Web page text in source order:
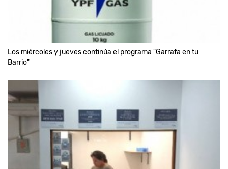
Los miércoles y jueves continúa el programa "Garrafa en tu
Barrio"